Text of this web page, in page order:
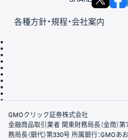
各種方針・規程・会社案内
会社案内
GMOクリック証券株式会社
金融商品取引業者 関東財務局長（金商）
務局長（銀代）第330号 所属銀行：GMO